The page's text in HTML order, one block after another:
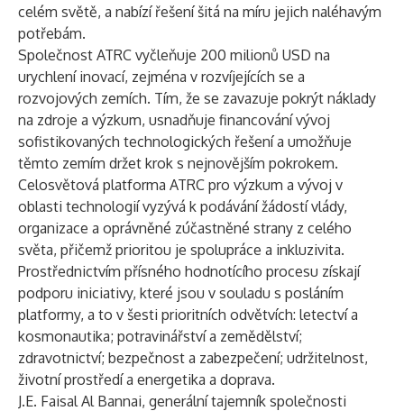
celém světě, a nabízí řešení šitá na míru jejich naléhavým
potřebám.
Společnost ATRC vyčleňuje 200 milionů USD na
urychlení inovací, zejména v rozvíjejících se a
rozvojových zemích. Tím, že se zavazuje pokrýt náklady
na zdroje a výzkum, usnadňuje financování vývoj
sofistikovaných technologických řešení a umožňuje
těmto zemím držet krok s nejnovějším pokrokem.
Celosvětová platforma ATRC pro výzkum a vývoj v
oblasti technologií vyzývá k podávání žádostí vlády,
organizace a oprávněné zúčastněné strany z celého
světa, přičemž prioritou je spolupráce a inkluzivita.
Prostřednictvím přísného hodnotícího procesu získají
podporu iniciativy, které jsou v souladu s posláním
platformy, a to v šesti prioritních odvětvích: letectví a
kosmonautika; potravinářství a zemědělství;
zdravotnictví; bezpečnost a zabezpečení; udržitelnost,
životní prostředí a energetika a doprava.
J.E. Faisal Al Bannai, generální tajemník společnosti